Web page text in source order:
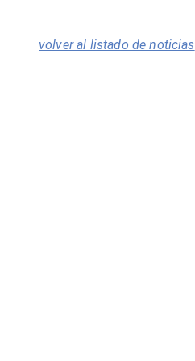
volver al listado de noticias